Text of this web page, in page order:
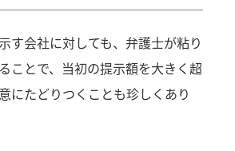
す会社に対しても、弁護士が粘り
ことで、当初の提示額を大きく超
にたどりつくことも珍しくあり